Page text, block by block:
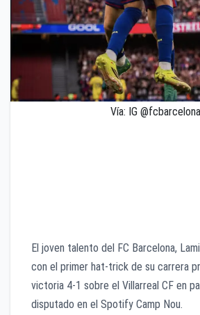
Vía: IG @fcbarcelona
El joven talento del FC Barcelona,
con el primer hat-trick de su carrera
victoria 4-1 sobre el Villarreal CF en
disputado en el Spotify Camp Nou.